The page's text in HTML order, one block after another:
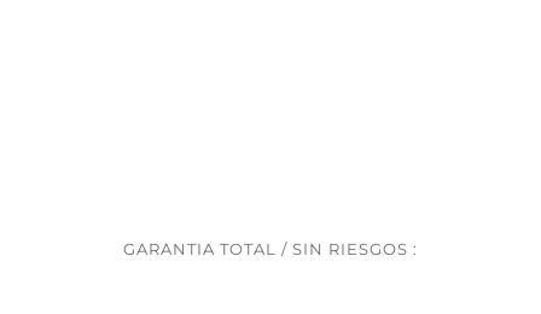
GARANTIA TOTAL / SIN RIESGOS :